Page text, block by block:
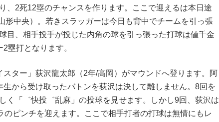
、2死12塁のチャンスを作ります。ここで迎えるは本日途
形中央）。若きスラッガーは今日も背中でチームを引っ張
目、相手投手が投じた内角の球を引っ張った打球は値千金
塁打となります。
スター」荻沢龍太郎（2年/高岡）がマウンドへ登ります。阿
生から受け取ったバトンを荻沢は決して離しません。8回を
く「゛快投゛乱麻」の投球を見せます。しかし9回、荻沢は
のピンチを迎えます。ここで相手打者の打球は無情にもレ